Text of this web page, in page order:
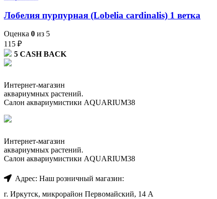
Лобелия пурпурная (Lobelia cardinalis) 1 ветка
Оценка 0 из 5
115 ₽
5 CASH BACK
Интернет-магазин
аквариумных растений.
Салон аквариумистики AQUARIUM38
Интернет-магазин
аквариумных растений.
Салон аквариумистики AQUARIUM38
Адрес: Наш розничный магазин:
г. Иркутск, микрорайон Первомайский, 14 А